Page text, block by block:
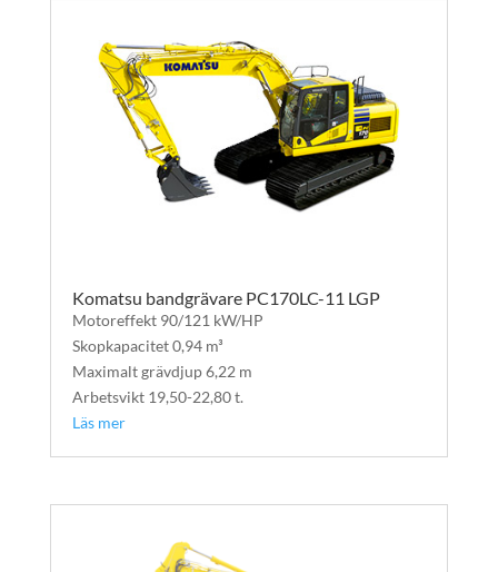
Komatsu bandgrävare PC170LC-11 LGP
Motoreffekt 90/121 kW/HP
Skopkapacitet 0,94 m³
Maximalt grävdjup 6,22 m
Arbetsvikt 19,50-22,80 t.
Läs mer